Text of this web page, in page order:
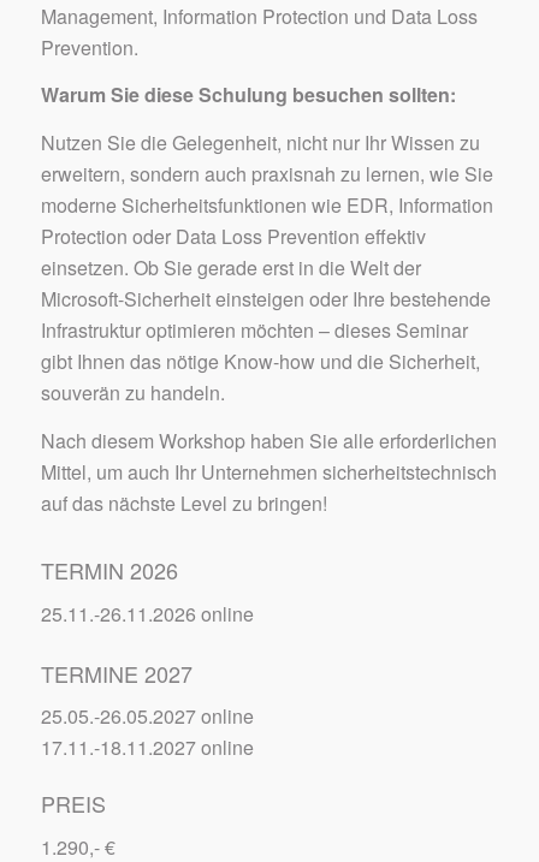
Management, Information Protection und Data Loss
Prevention.
Warum Sie diese Schulung besuchen sollten:
Nutzen Sie die Gelegenheit, nicht nur Ihr Wissen zu
erweitern, sondern auch praxisnah zu lernen, wie Sie
moderne Sicherheitsfunktionen wie EDR, Information
Protection oder Data Loss Prevention effektiv
einsetzen. Ob Sie gerade erst in die Welt der
Microsoft-Sicherheit einsteigen oder Ihre bestehende
Infrastruktur optimieren möchten – dieses Seminar
gibt Ihnen das nötige Know-how und die Sicherheit,
souverän zu handeln.
Nach diesem Workshop haben Sie alle erforderlichen
Mittel, um auch Ihr Unternehmen sicherheitstechnisch
auf das nächste Level zu bringen!
TERMIN 2026
25.11.-26.11.2026 online
TERMINE 2027
25.05.-26.05.2027 online
17.11.-18.11.2027 online
PREIS
1.290,- €